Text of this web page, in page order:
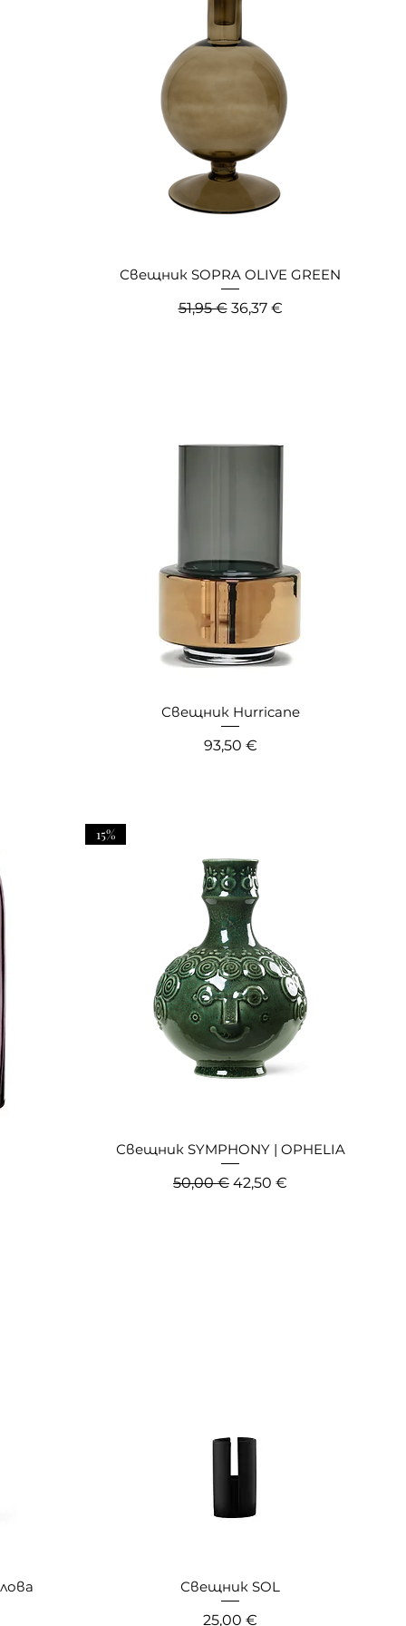
Свещник SOPRA OLIVE GREEN
Редовна цена
51,95 € Продажна цена
36,37 €
Свещник Hurricane
Цена
93,50 €
15%
Свещник SYMPHONY | OPHELIA
Редовна цена
50,00 € Продажна цена
42,50 €
Свещник SOL
Цена
25,00 €